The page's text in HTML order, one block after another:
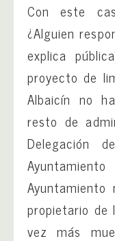
Con este
¿Alguien
explica
proyecto de
Albaicín no
resto de
Delegación
Ayuntamiento
propietario de
vez más